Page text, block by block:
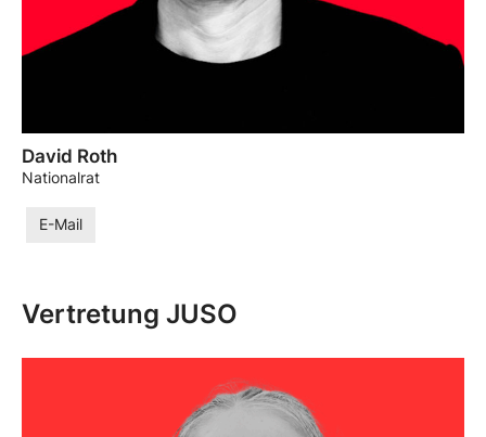
David Roth
Nationalrat
E-Mail
Vertretung JUSO